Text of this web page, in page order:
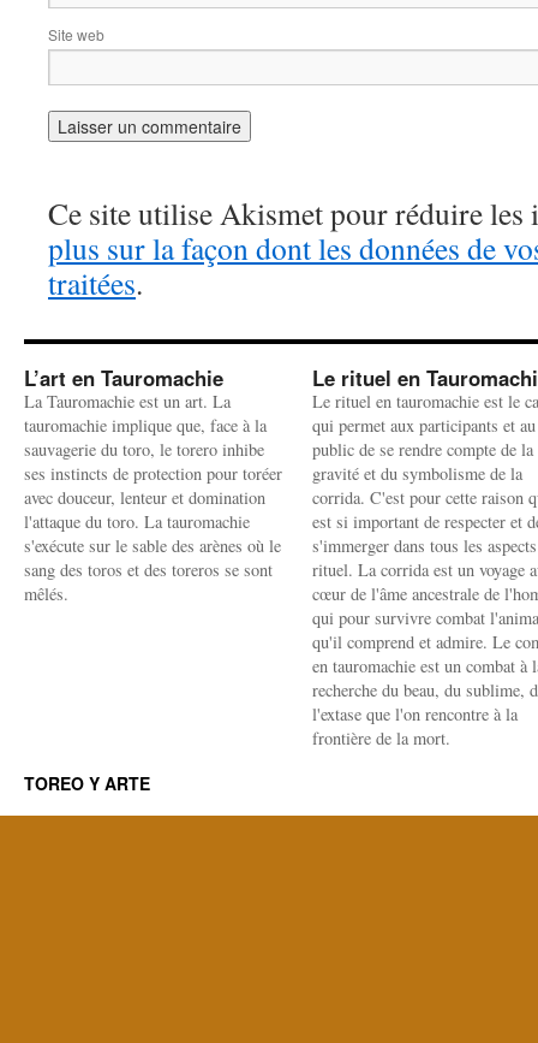
Site web
Ce site utilise Akismet pour réduire les
plus sur la façon dont les données de
traitées.
L’art en Tauromachie
La Tauromachie est un art. La
tauromachie implique que, face à la
sauvagerie du toro, le torero inhibe
ses instincts de protection pour toréer
avec douceur, lenteur et domination
l'attaque du toro. La tauromachie
s'exécute sur le sable des arènes où le
sang des toros et des toreros se sont
mêlés.
Le rituel en
Le rituel en tauromachie est le
qui permet aux participants et au
public de se rendre compte de la
gravité et du symbolisme de la
corrida. C'est pour cette raison
est si important de respecter et
s'immerger dans tous les
rituel. La corrida est un voyage
cœur de l'âme ancestrale de
qui pour survivre combat
qu'il comprend et admire. Le
en tauromachie est un combat à
recherche du beau, du sublime,
l'extase que l'on rencontre à la
frontière de la mort.
TOREO Y ARTE